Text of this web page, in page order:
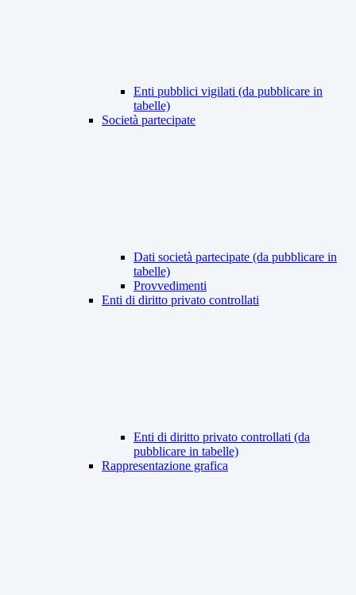
Enti pubblici vigilati (da pubblicare in
tabelle)
Società partecipate
Dati società partecipate (da pubblicare in
tabelle)
Provvedimenti
Enti di diritto privato controllati
Enti di diritto privato controllati (da
pubblicare in tabelle)
Rappresentazione grafica